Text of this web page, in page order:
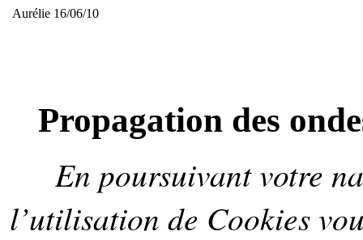
Aurélie 16/06/10
Propagation des
En poursuivant votre
l’utilisation de Cookies